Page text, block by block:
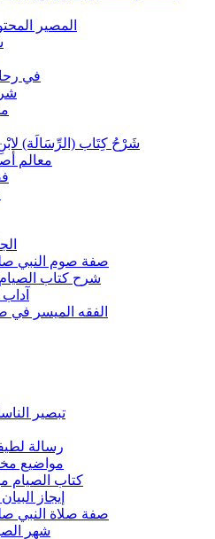
المصير
في
شَرْحُ كِتَاب (الرِّسَالَة)
معالم أصول
صفة صوم النبي
شرح كتاب
الفقه الميسر في
تبصير
رسالة
مواضيع
كتاب الصيام
إيجاز
صفة صلاة النبي
شهر